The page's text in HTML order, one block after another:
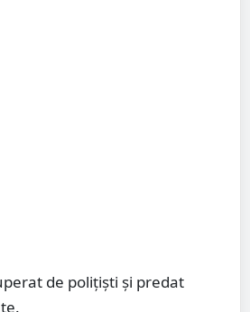
de polițiști și predat